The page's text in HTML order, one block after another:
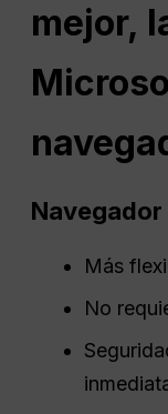
mejor,
Navegador
Más
No